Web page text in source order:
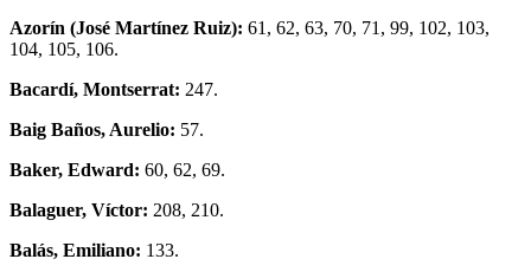
Azorín (José Martínez Ruiz): 61, 62, 63, 70, 71, 99, 102, 103,
104, 105, 106.
Bacardí, Montserrat: 247.
Baig Baños, Aurelio: 57.
Baker, Edward: 60, 62, 69.
Balaguer, Víctor: 208, 210.
Balás, Emiliano: 133.